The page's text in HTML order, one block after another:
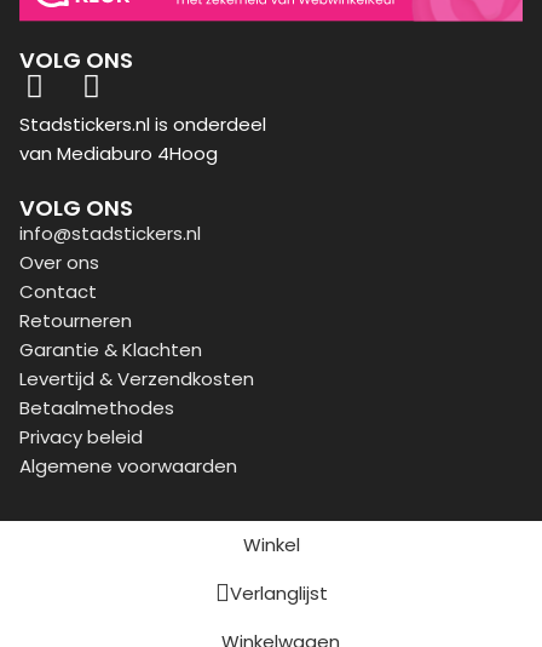
VOLG ONS
Stadstickers.nl is onderdeel
van Mediaburo 4Hoog
VOLG ONS
info@stadstickers.nl
Over ons
Contact
Retourneren
Garantie & Klachten
Levertijd & Verzendkosten
Betaalmethodes
Privacy beleid
Algemene voorwaarden
Winkel
Verlanglijst
Winkelwagen